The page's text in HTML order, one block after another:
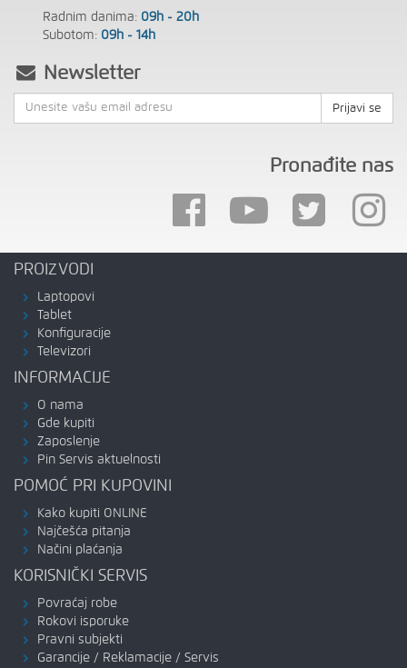
Radnim danima: 09h - 20h
Subotom: 09h - 14h
Newsletter
Prijavi se
Pronađite nas
PROIZVODI
Laptopovi
Tablet
Konfiguracije
Televizori
INFORMACIJE
O nama
Gde kupiti
Zaposlenje
Pin Servis aktuelnosti
POMOĆ PRI KUPOVINI
Kako kupiti ONLINE
Najčešća pitanja
Načini plaćanja
KORISNIČKI SERVIS
Povraćaj robe
Rokovi isporuke
Pravni subjekti
Garancije / Reklamacije / Servis